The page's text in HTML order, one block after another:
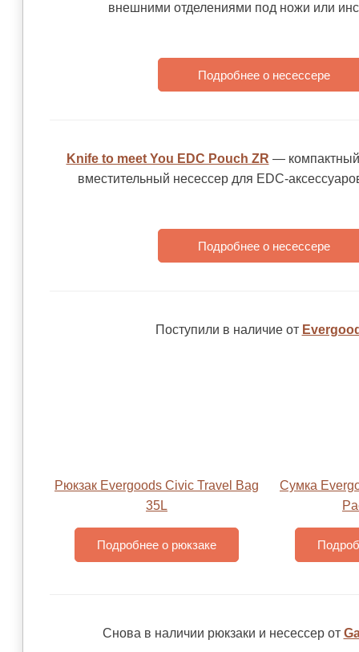
внешними отделениями под ножи или
Подробнее о несессере
Knife to meet You EDC Pouch ZR —
вместительный несессер для EDC-
Подробнее о несессере
Поступили в наличие от
Рюкзак Evergoods Civic Travel Bag
35L
Подробнее о рюкзаке
Сумка
Снова в наличии рюкзаки и несессер от